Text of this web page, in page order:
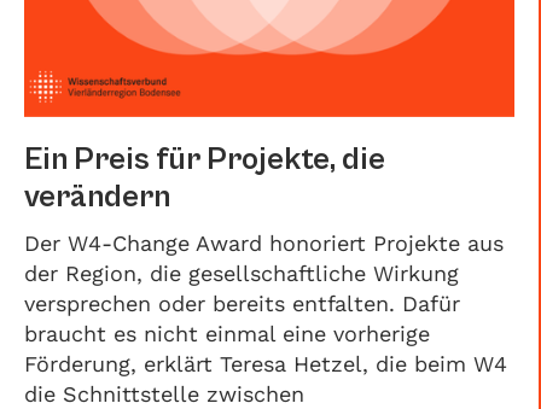
Ein Preis für Projekte, die
verändern
Der W4-Change Award honoriert Projekte aus
der Region, die gesellschaftliche Wirkung
versprechen oder bereits entfalten. Dafür
braucht es nicht einmal eine vorherige
Förderung, erklärt Teresa Hetzel, die beim W4
die Schnittstelle zwischen